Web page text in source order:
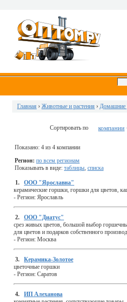
Главная › Животные и растения › Домашние
Сортировать по компании ·
Показано: 4 из 4 компании
Регион: по всем регионам
Показывать в виде: таблицы, списка
1.
ООО "Ярославна"
керамические горшки, горшки для цветов,
- Регион: Ярославль
2.
ООО "Диатус"
cрез живых цветов, большой выбор
для цветов и подарков собственного
- Регион: Москва
3.
Керамика-Золотое
цветочные горшки
- Регион: Саратов
4.
ИП Алеханова